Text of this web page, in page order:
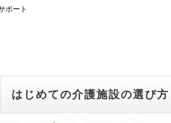
ポート
はじめての介護施設の選び方